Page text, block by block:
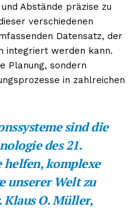
Abstände präzise zu
verschiedenen
Datensatz, der
integriert werden kann.
Planung, sondern
in zahlreichen
sind die
des 21.
helfen, komplexe
unserer Welt zu
Klaus O. Müller,